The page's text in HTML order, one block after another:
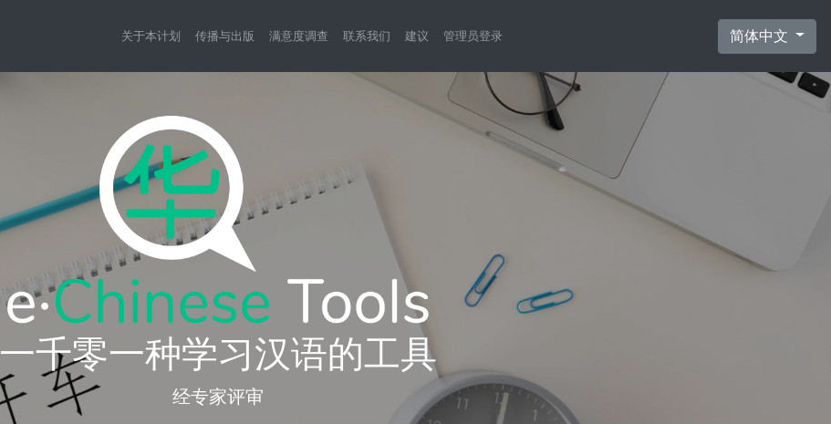
关于本计划 传播与出版 满意度调查 联系我们 建议 管理员登录 简体中文
一千零一种学习汉语的工具
经专家评审